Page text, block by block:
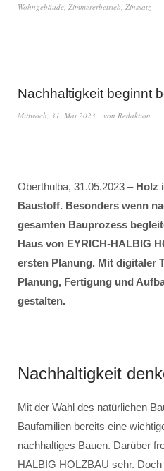
Wohngebäude, Zimmererbetrieb, Zinssatz
Nachhaltigkeit beginnt
Mittwoch, 31. Mai 2023 von Redaktion
Oberthulba, 31.05.2023 – Holz
Baustoff. Besonders wenn
gesamten Bauprozess
Haus von EYRICH-HALBIG
ersten Planung. Mit digitaler
Planung, Fertigung und
gestalten.
Nachhaltigkeit
Mit der Wahl des natürlichen
Baufamilien bereits eine
nachhaltiges Bauen. Darüber
HALBIG HOLZBAU sehr.